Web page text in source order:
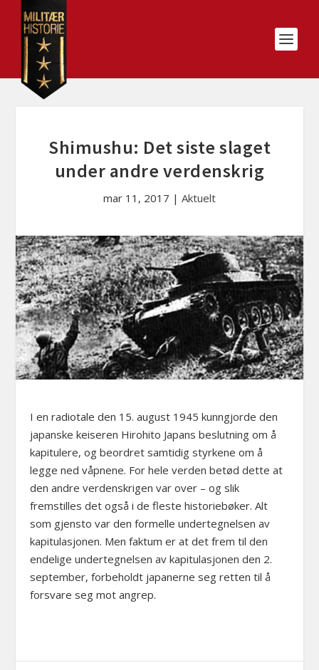
Shimushu: Det siste slaget
under andre verdenskrig
mar 11, 2017 | Aktuelt
I en radiotale den 15. august 1945 kunngjorde den
japanske keiseren Hirohito Japans beslutning om å
kapitulere, og beordret samtidig styrkene om å
legge ned våpnene. For hele verden betød dette at
den andre verdenskrigen var over – og slik
fremstilles det også i de fleste historiebøker. Alt
som gjensto var den formelle undertegnelsen av
kapitulasjonen. Men faktum er at det frem til den
endelige undertegnelsen av kapitulasjonen den 2.
september, forbeholdt japanerne seg retten til å
forsvare seg mot angrep.